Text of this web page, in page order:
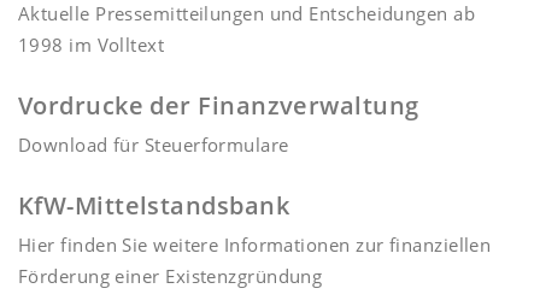
Aktuelle Pressemitteilungen und Entscheidungen ab
1998 im Volltext
Vordrucke der Finanzverwaltung
Download für Steuerformulare
KfW-Mittelstandsbank
Hier finden Sie weitere Informationen zur finanziellen
Förderung einer Existenzgründung